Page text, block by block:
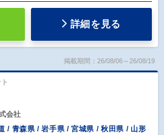
詳細を見る
掲載期間：26/08/06～26/08/19
会社
/ 青森県 / 岩手県 / 宮城県 / 秋田県 / 山形